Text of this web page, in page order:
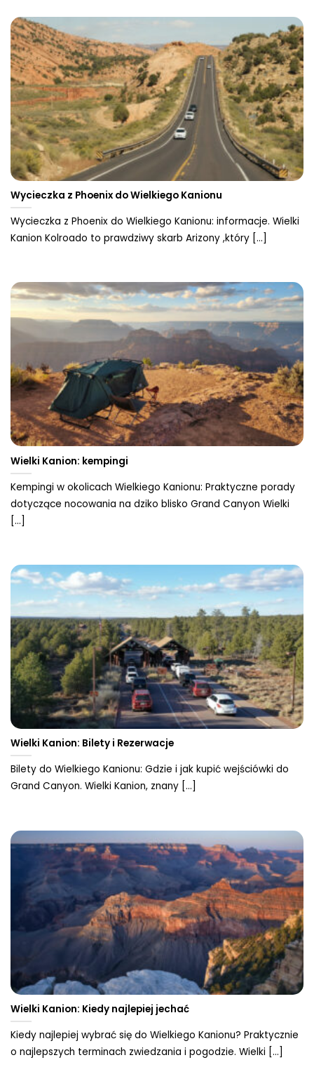
Wycieczka z Phoenix do Wielkiego Kanionu
Wycieczka z Phoenix do Wielkiego Kanionu: informacje. Wielki
Kanion Kolroado to prawdziwy skarb Arizony ,który [...]
Wielki Kanion: kempingi
Kempingi w okolicach Wielkiego Kanionu: Praktyczne porady
dotyczące nocowania na dziko blisko Grand Canyon Wielki
[...]
Wielki Kanion: Bilety i Rezerwacje
Bilety do Wielkiego Kanionu: Gdzie i jak kupić wejściówki do
Grand Canyon. Wielki Kanion, znany [...]
Wielki Kanion: Kiedy najlepiej jechać
Kiedy najlepiej wybrać się do Wielkiego Kanionu? Praktycznie
o najlepszych terminach zwiedzania i pogodzie. Wielki [...]